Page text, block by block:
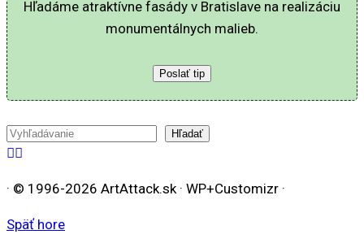
Hľadáme atraktívne fasády v Bratislave na realizáciu
monumentálnych malieb.
Poslať tip
Hľadať Hľadať
· © 1996-2026 ArtAttack.sk · WP+Customizr ·
Späť hore